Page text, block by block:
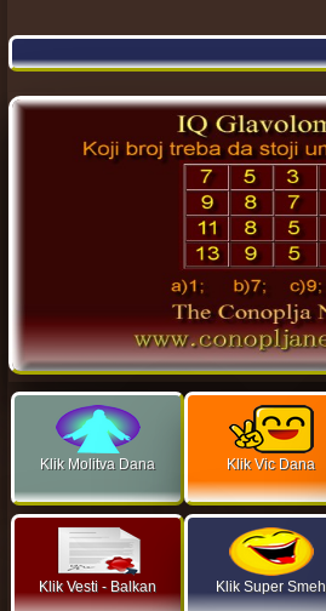
Klik Molitva Dana Klik Vic Dana
Klik Vesti - Balkan Klik Super Smeh